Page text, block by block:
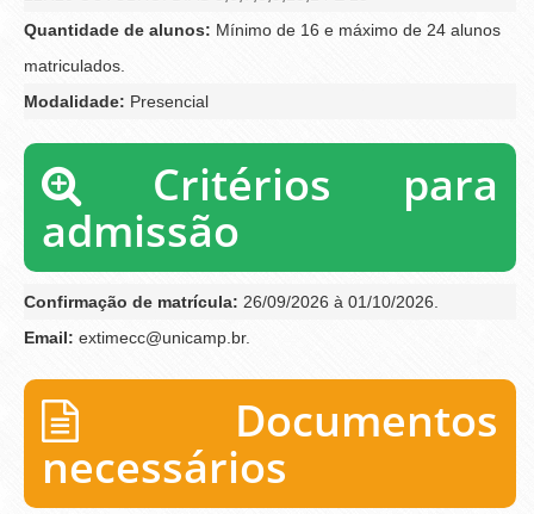
Quantidade de alunos: Mínimo de 16 e máximo de 24 alunos
matriculados.
Modalidade: Presencial
Critérios para
admissão
Confirmação de matrícula: 26/09/2026 à 01/10/2026.
Email: extimecc@unicamp.br.
Documentos
necessários